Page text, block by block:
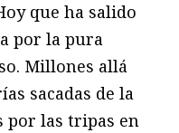
que ha salido
por la pura
Millones allá
sacadas de la
por las tripas en